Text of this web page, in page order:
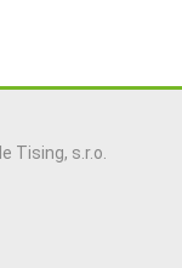
Tising, s.r.o.